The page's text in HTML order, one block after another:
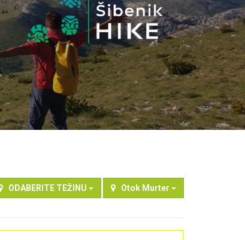
ODABERITE TEŽINU Otok Murter